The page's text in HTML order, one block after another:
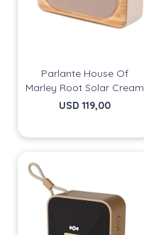
Parlante House Of
Marley Root Solar Cream
USD 119,00